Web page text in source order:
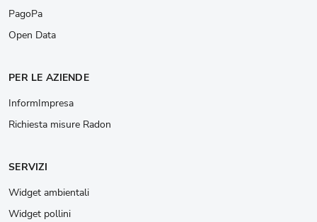
PagoPa
Open Data
PER LE AZIENDE
InformImpresa
Richiesta misure Radon
SERVIZI
Widget ambientali
Widget pollini